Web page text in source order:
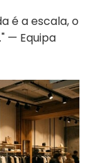
é a escala, o
— Equipa